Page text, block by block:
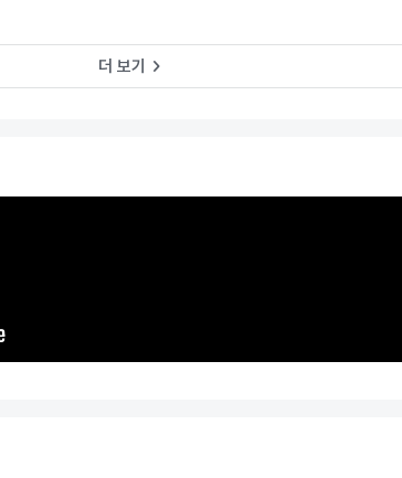
더 보기 keyboard_arrow_right